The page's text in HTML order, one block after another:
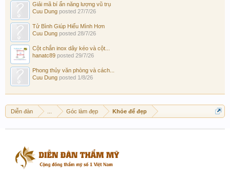
Giải mã bí ẩn năng lượng vũ trụ
Cuu Dung posted 27/7/26
Tử Bình Giúp Hiểu Mình Hơn
Cuu Dung posted 28/7/26
Cột chắn inox dây kéo và cột...
hanatc89 posted 29/7/26
Phong thủy văn phòng và cách...
Cuu Dung posted 1/8/26
Diễn đàn Góc làm đẹp Khỏe để đẹp